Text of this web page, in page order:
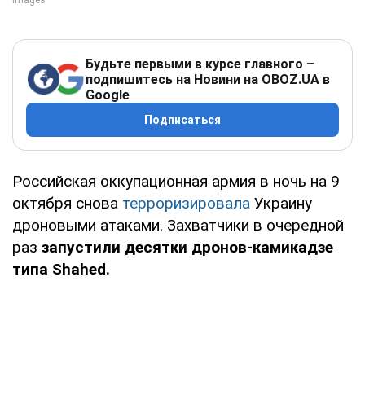
Будьте первыми в курсе главного –
подпишитесь на Новини на OBOZ.UA в
Google
Подписаться
Российская оккупационная армия в ночь на 9
октября снова терроризировала Украину
дроновыми атаками. Захватчики в очередной
раз запустили десятки дронов-камикадзе
типа Shahed.